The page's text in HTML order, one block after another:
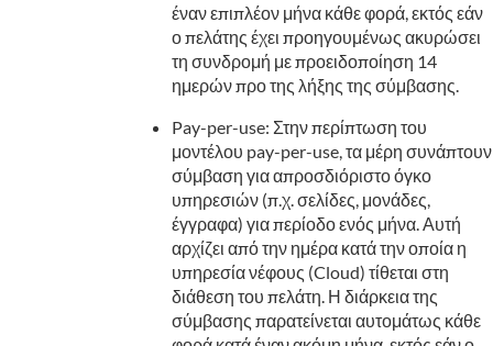
έναν επιπλέον μήνα κάθε φορά, εκτός εάν
ο πελάτης έχει προηγουμένως ακυρώσει
τη συνδρομή με προειδοποίηση 14
ημερών προ της λήξης της σύμβασης.
Pay-per-use: Στην περίπτωση του
μοντέλου pay-per-use, τα μέρη συνάπτουν
σύμβαση για απροσδιόριστο όγκο
υπηρεσιών (π.χ. σελίδες, μονάδες,
έγγραφα) για περίοδο ενός μήνα. Αυτή
αρχίζει από την ημέρα κατά την οποία η
υπηρεσία νέφους (Cloud) τίθεται στη
διάθεση του πελάτη. Η διάρκεια της
σύμβασης παρατείνεται αυτομάτως κάθε